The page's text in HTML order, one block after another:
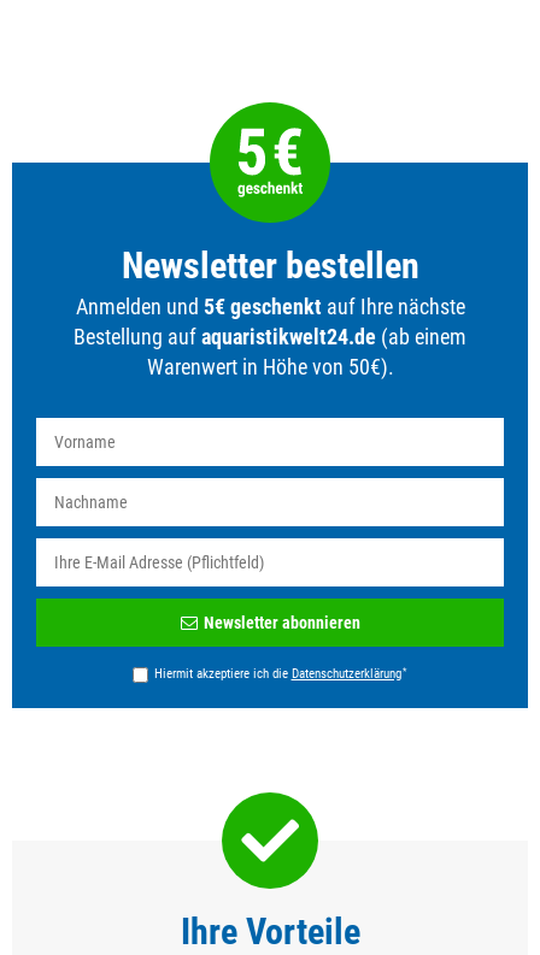
Newsletter bestellen
Anmelden und 5€ geschenktauf Ihre nächste
Bestellung aufaquaristikwelt24.de (ab einem
Warenwert in Höhe von 50€).
Honig
Newsletter abonnieren
Hiermit akzeptiere ich die Daten­schutz­erklärung*
Ihre Vorteile